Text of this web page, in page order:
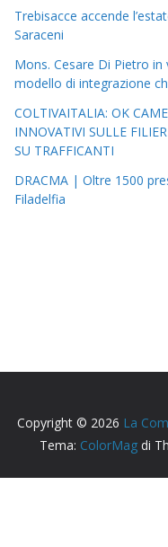
Trebisacce accende
Saraceni
Mons. Cesare Di Pietro in
modello di integrazione
COLTIVAITALIA: OK
INNOVATIVI SULLE
SU TRAFFICANTI
DRACMA | Oltre 1500
Filadelfia
Copyright © 2026 La
Tema: ColorMag di